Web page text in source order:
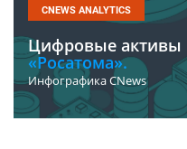
CNEWS ANALYTICS
Цифровые активы
«Росатома».
Инфографика CNews